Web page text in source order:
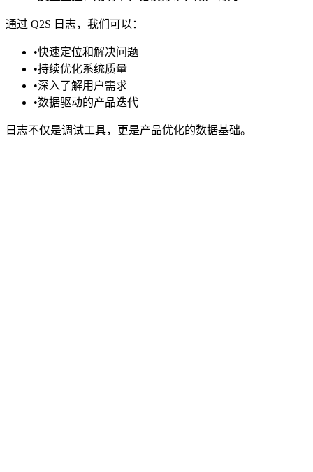
通过 Q2S 日志，我们可以：
•快速定位和解决问题
•持续优化系统质量
•深入了解用户需求
•数据驱动的产品迭代
日志不仅是调试工具，更是产品优化的数据基础。